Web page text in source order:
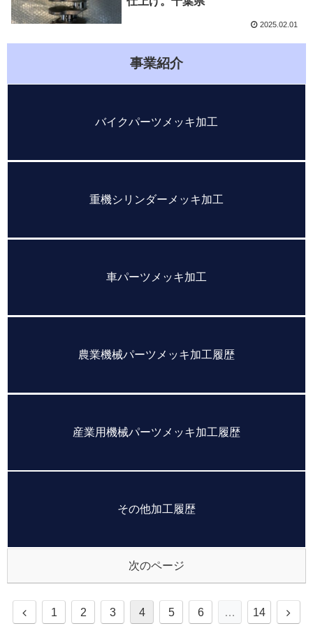
2025.02.01
事業紹介
バイクパーツメッキ加工
重機シリンダーメッキ加工
車パーツメッキ加工
農業機械パーツメッキ加工履歴
産業用機械パーツメッキ加工履歴
その他加工履歴
次のページ
1 2 3 4 5 6 … 14